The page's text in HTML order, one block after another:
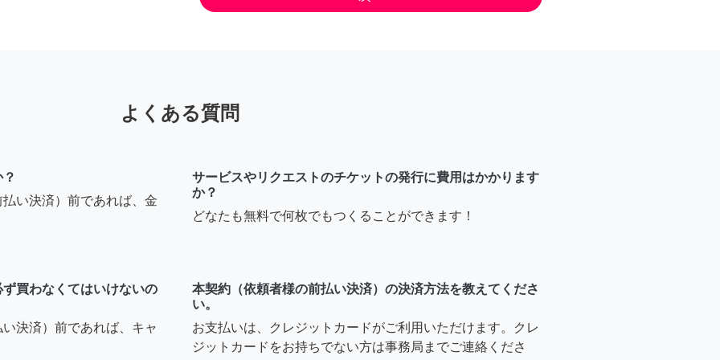
よくある質問
い決済）前であれば、金
サービスやリクエストのチケットの発行に費用はかかります
か？
どなたも無料で何枚でもつくることができます！
買わなくてはいけないの
決済）前であれば、キャ
本契約（依頼者様の前払い決済）の決済方法を教えてくださ
い。
お支払いは、クレジットカードがご利用いただけます。クレ
ジットカードをお持ちでない方は事務局までご連絡くださ